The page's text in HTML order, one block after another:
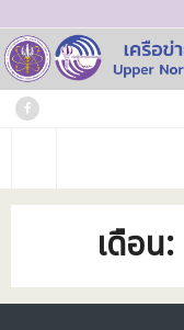
Skip
to
content
หน้าแรก
เกี่ยวกับเราเดือน: